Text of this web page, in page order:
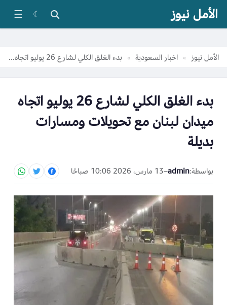
الأمل نيوز ☾
☰
الأمل نيوز » اخبار السعودية » بدء الغلق الكلي لشارع 26 يوليو اتجاه ميدان لبنان مع تحويلات ومسارات بديلة
بدء الغلق الكلي لشارع 26 يوليو اتجاه
ميدان لبنان مع تحويلات ومسارات
بديلة
بواسطة:admin
–13 مارس، 2026 10:06 صباحًا